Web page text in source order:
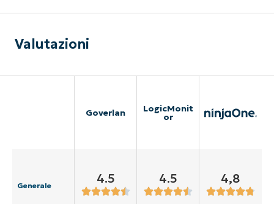
Valutazioni
Goverlan LogicMonit
or
Generale 4.5 4.5 4,8